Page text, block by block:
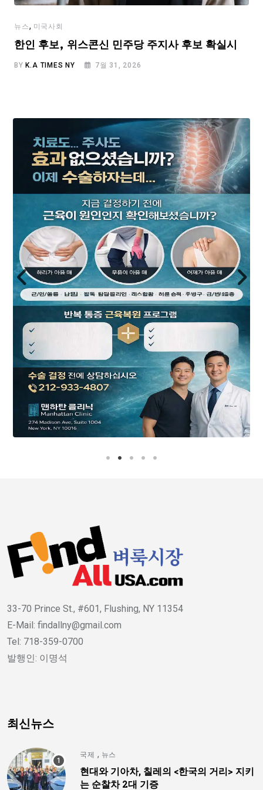
뉴스, 미국사회
한인 후보, 위스콘신 민주당 주지사 후보 확실시
BY K.A TIMES NY 7월 31, 2026
33-70 Prince St., #601, Flushing, NY 11354
E-Mail: findallny@gmail.com
Tel: 718-359-0700
발행인: 이명석
최신뉴스
국제 , 뉴스
현대와 기아차, 칠레의 <한국의 거리> 지키
는 순찰차 2대 기증